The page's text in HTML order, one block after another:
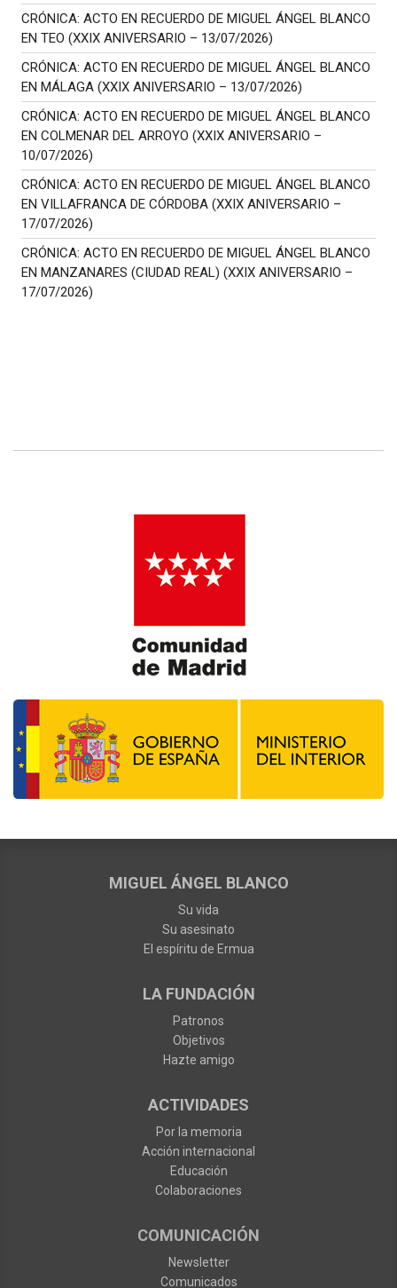
CRÓNICA: ACTO EN RECUERDO DE MIGUEL ÁNGEL BLANCO
EN TEO (XXIX ANIVERSARIO – 13/07/2026)
CRÓNICA: ACTO EN RECUERDO DE MIGUEL ÁNGEL BLANCO
EN MÁLAGA (XXIX ANIVERSARIO – 13/07/2026)
CRÓNICA: ACTO EN RECUERDO DE MIGUEL ÁNGEL BLANCO
EN COLMENAR DEL ARROYO (XXIX ANIVERSARIO –
10/07/2026)
CRÓNICA: ACTO EN RECUERDO DE MIGUEL ÁNGEL BLANCO
EN VILLAFRANCA DE CÓRDOBA (XXIX ANIVERSARIO –
17/07/2026)
CRÓNICA: ACTO EN RECUERDO DE MIGUEL ÁNGEL BLANCO
EN MANZANARES (CIUDAD REAL) (XXIX ANIVERSARIO –
17/07/2026)
MIGUEL ÁNGEL BLANCO
Su vida
Su asesinato
El espíritu de Ermua
LA FUNDACIÓN
Patronos
Objetivos
Hazte amigo
ACTIVIDADES
Por la memoria
Acción internacional
Educación
Colaboraciones
COMUNICACIÓN
Newsletter
Comunicados